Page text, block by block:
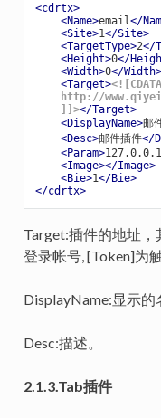
<cdrtx>
<Name>email </
<Site>1</Site>
<TargetType>2</
<Height>0</
<Width>0</Width>
<Target>
http://
    ]]>
</Target>
<DisplayName>邮
<Desc>邮件插件</
<Param>127.0.0.1
<Image></Image>
<Bie>1</Bie>
</cdrtx>
Target:插件的地址
登录帐号, [Token]为
DisplayName:显示的
Desc:描述。
2.1.3.Tab插件